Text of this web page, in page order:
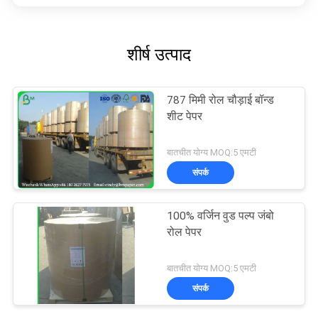
शीर्ष उत्पाद
787 मिमी रोल चौड़ाई बॉन्ड
शीट पेपर
बातचीत योग्य MOQ:5 एमटी
संपर्क
100% वर्जिन वुड पल्प जंबो
रोल पेपर
बातचीत योग्य MOQ:5 एमटी
संपर्क